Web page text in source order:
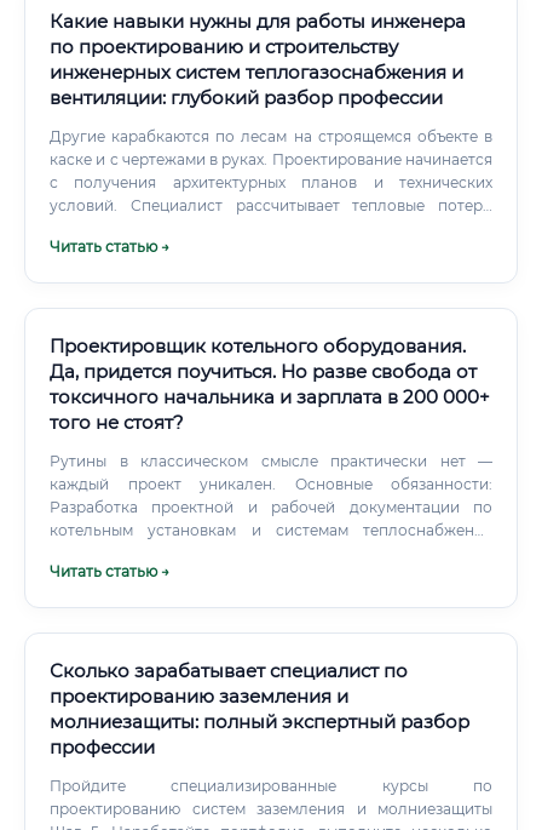
Какие навыки нужны для работы инженера
по проектированию и строительству
инженерных систем теплогазоснабжения и
вентиляции: глубокий разбор профессии
Другие карабкаются по лесам на строящемся объекте в
каске и с чертежами в руках. Проектирование начинается
с получения архитектурных планов и технических
условий. Специалист рассчитывает тепловые потери
Читать статью →
Проектировщик котельного оборудования.
Да, придется поучиться. Но разве свобода от
токсичного начальника и зарплата в 200 000+
того не стоят?
Рутины в классическом смысле практически нет —
каждый проект уникален. Основные обязанности:
Разработка проектной и рабочей документации по
котельным установкам и системам теплоснабжения
балансы, расчёты горения, подбор котлов)
теплообменники, баки) Разработка схем автоматизации и
противоаварийной защиты Согласование документации
с надзорными органами (Ростехнадзор, пожарный
надзор, экологические службы) Участие в авторском
надзоре за строительством объектов Разработка
мероприятий по энергосбережению и снижению
выбросов Взаимодействие с заказчиками, подрядчиками
Читать статью →
Сколько зарабатывает специалист по
проектированию заземления и
молниезащиты: полный экспертный разбор
профессии
Пройдите специализированные курсы по
проектированию систем заземления и молниезащиты